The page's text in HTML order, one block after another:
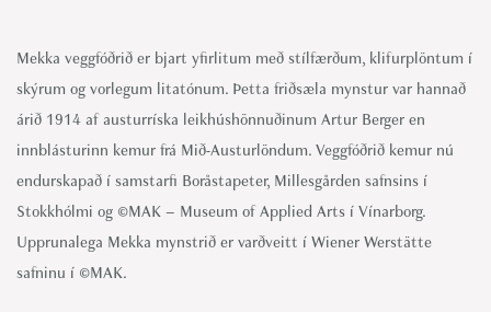
Mekka veggfóðrið er bjart yfirlitum með stílfærðum, klifurplöntum í
skýrum og vorlegum litatónum. Þetta friðsæla mynstur var hannað
árið 1914 af austurríska leikhúshönnuðinum Artur Berger en
innblásturinn kemur frá Mið-Austurlöndum. Veggfóðrið kemur nú
endurskapað í samstarfi Boråstapeter, Millesgården safnsins í
Stokkhólmi og ©MAK – Museum of Applied Arts í Vínarborg.
Upprunalega Mekka mynstrið er varðveitt í Wiener Werstätte
safninu í ©MAK.